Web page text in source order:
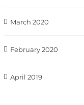
March 2020
February 2020
April 2019